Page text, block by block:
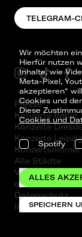
Wir möchten
Hierfür nutzen
Inhalte, wie
Meta-Pixel,
akzeptieren“
Cookies und
Diese
Cookies und
Spotify
ALLES
SPEICHERN
TELEGRAM-
Presse
Konzerte Berlin
Konzerte
Konzerte Leipzig
Alle Städte
Vergangene
o_team
Datenschutz
Impressum